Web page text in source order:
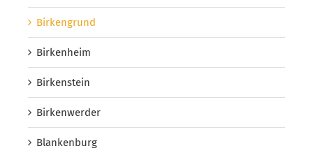
Birkengrund
Birkenheim
Birkenstein
Birkenwerder
Blankenburg